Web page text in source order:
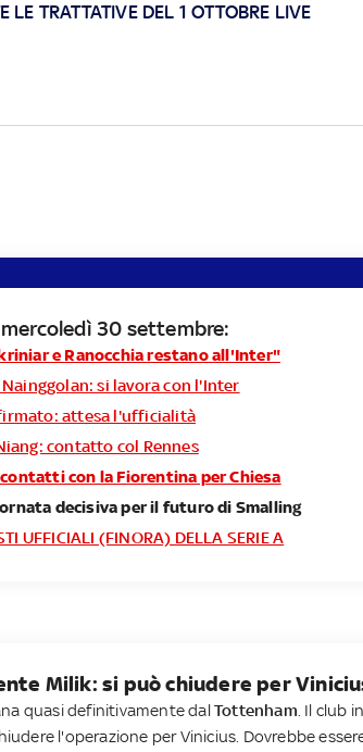
LE TRATTATIVE DEL 1 OTTOBRE LIVE
30 settembre:
e Ranocchia restano all'Inter"
si lavora con l'Inter
attesa l'ufficialità
contatto col Rennes
con la Fiorentina per Chiesa
decisiva per il futuro di Smalling
UFFICIALI (FINORA) DELLA SERIE A
Milik: si può chiudere per
quasi definitivamente dalTottenham . Il club
l'operazione per Vinicius. Dovrebbe